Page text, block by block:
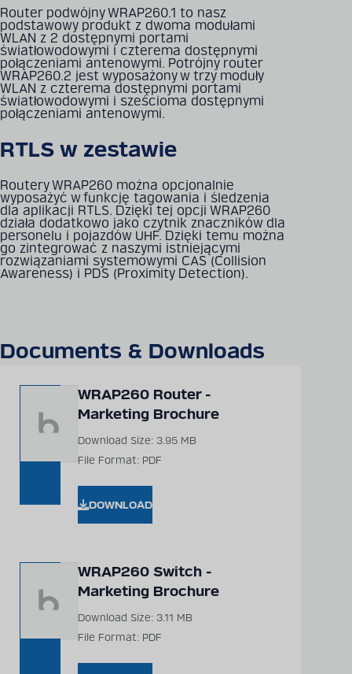
Router podwójny WRAP260.1 to nasz
podstawowy produkt z dwoma modułami
WLAN z 2 dostępnymi portami
światłowodowymi i czterema dostępnymi
połączeniami antenowymi. Potrójny router
WRAP260.2 jest wyposażony w trzy moduły
WLAN z czterema dostępnymi portami
światłowodowymi i sześcioma dostępnymi
połączeniami antenowymi.
RTLS w zestawie
Routery WRAP260 można opcjonalnie
wyposażyć w funkcję tagowania i śledzenia
dla aplikacji RTLS. Dzięki tej opcji WRAP260
działa dodatkowo jako czytnik znaczników dla
personelu i pojazdów UHF. Dzięki temu można
go zintegrować z naszymi istniejącymi
rozwiązaniami systemowymi CAS (Collision
Awareness) i PDS (Proximity Detection).
Documents & Downloads
WRAP260 Router -
Marketing Brochure
Download Size: 3.95 MB
File Format: PDF
DOWNLOAD
WRAP260 Switch -
Marketing Brochure
Download Size: 3.11 MB
File Format: PDF